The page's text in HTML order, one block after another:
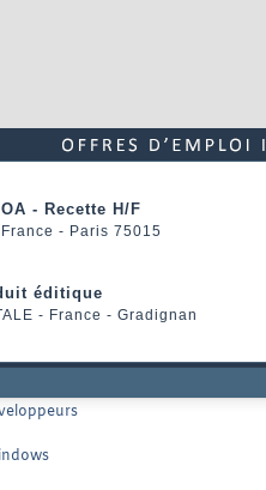
- Recette H/F
- Paris 75015
éditique
- France - Gradignan